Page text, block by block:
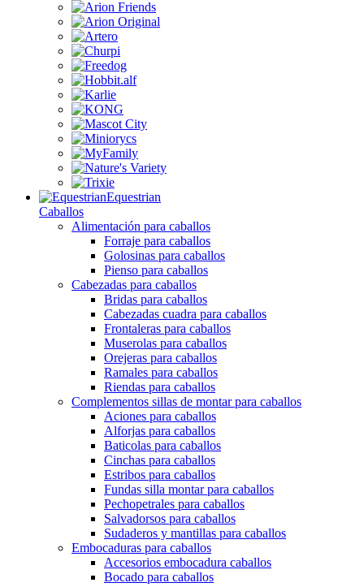
Equestrian
Caballos
Alimentación para caballos
Forraje para caballos
Golosinas para caballos
Pienso para caballos
Cabezadas para caballos
Bridas para caballos
Cabezadas cuadra para caballos
Frontaleras para caballos
Muserolas para caballos
Orejeras para caballos
Ramales para caballos
Riendas para caballos
Complementos sillas de montar para caballos
Aciones para caballos
Alforjas para caballos
Baticolas para caballos
Cinchas para caballos
Estribos para caballos
Fundas silla montar para caballos
Pechopetrales para caballos
Salvadorsos para caballos
Sudaderos y mantillas para caballos
Embocaduras para caballos
Accesorios embocadura caballos
Bocado para caballos